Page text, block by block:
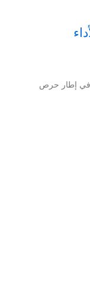
في إطار حرص